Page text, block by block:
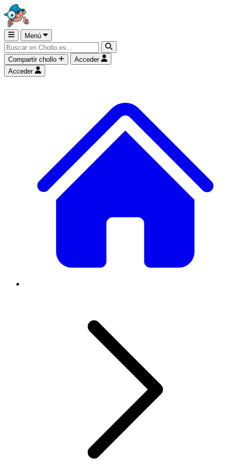
Menú
Compartir chollo
Acceder
Acceder